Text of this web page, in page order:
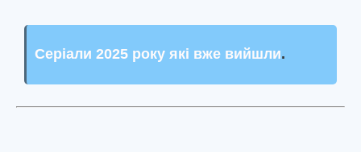
Серіали 2025 року які вже вийшли.